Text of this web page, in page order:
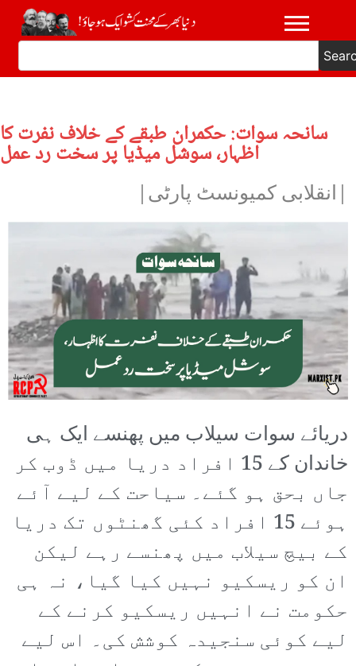
سانحہ سوات: حکمران طبقے کے خلاف نفرت کا
اظہار، سوشل میڈیا پر سخت رد عمل
|انقلابی کمیونسٹ پارٹی|
دریائے سوات سیلاب میں پھنسے ایک ہی
خاندان کے 15 افراد دریا میں ڈوب کر
جاں بحق ہو گئے۔ سیاحت کے لیے آئے
ہوئے 15 افراد کئی گھنٹوں تک دریا
کے بیچ سیلاب میں پھنسے رہے لیکن
ان کو ریسکیو نہیں کیا گیا، نہ ہی
حکومت نے انہیں ریسکیو کرنے کے
لیے کوئی سنجیدہ کوشش کی۔ اس لیے